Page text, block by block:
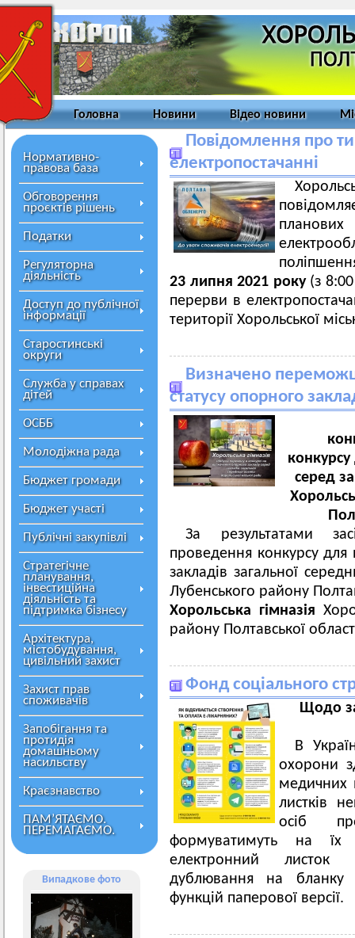
Головна Новини Відео новини
Нормативно-
правова база
Обговорення
проєктів рішень
Податки
Регуляторна
діяльність
Доступ до публічної
інформації
Старостинські
округи
Служба у справах
дітей
ОСББ
Молодіжна рада
Бюджет громади
Бюджет участі
Публічні закупівлі
Стратегічне
планування,
інвестиційна
діяльність та
підтримка бізнесу
Архітектура,
містобудування,
цивільний захист
Захист прав
споживачів
Запобігання та
протидія
домашньому
насильству
Краєзнавство
ПАМ’ЯТАЄМО.
ПЕРЕМАГАЄМО.
Випадкове фото
Повідомлення про
електропостачанні
23 липня 2021 року(з 8:00
перерви в
території Хорольської
Визначено
статусу опорного
серед
За результатами
проведення конкурсу для
закладів загальної
Лубенського району
Хорольська гімназія
району Полтавської
Фонд соціального
Щодо
В
охорони
медичних
листків
осіб
формуватимуть на їх
електронний листок
дублювання на бланку
функцій паперової версії.